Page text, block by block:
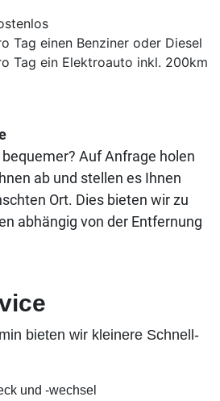
Tag einen Benziner oder Diesel
Tag ein Elektroauto inkl. 200km
Auf Anfrage holen
ab und stellen es Ihnen
Ort. Dies bieten wir zu
abhängig von der Entfernung
bieten wir kleinere Schnell-
und -wechsel